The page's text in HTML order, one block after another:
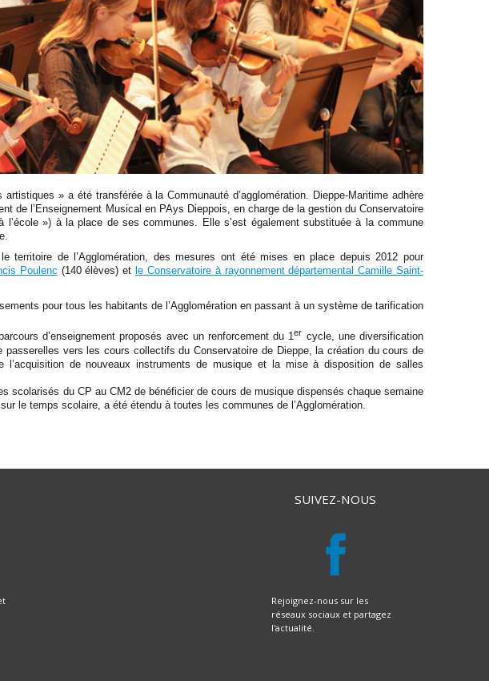
» a été transférée à la Communauté d’agglomération. Dieppe-Maritime adhère
de l’Enseignement Musical en PAys Dieppois, en charge de la gestion du Conservatoire
») à la place de ses communes. Elle s’est également substituée à la commune
territoire de l’Agglomération, des mesures ont été mises en place depuis 2012 pour
Poulenc (140 élèves) et le Conservatoire à rayonnement départemental Camille Saint-
pour tous les habitants de l’Agglomération en passant à un système de tarification
d’enseignement proposés avec un renforcement du 1er cycle, une diversification
vers les cours collectifs du Conservatoire de Dieppe, la création du cours de
de nouveaux instruments de musique et la mise à disposition de salles
scolarisés du CP au CM2 de bénéficier de cours de musique dispensés chaque semaine
le temps scolaire, a été étendu à toutes les communes de l’Agglomération.
SUIVEZ-NOUS
Rejoignez-nous sur les
réseaux sociaux et partagez
l'actualité.